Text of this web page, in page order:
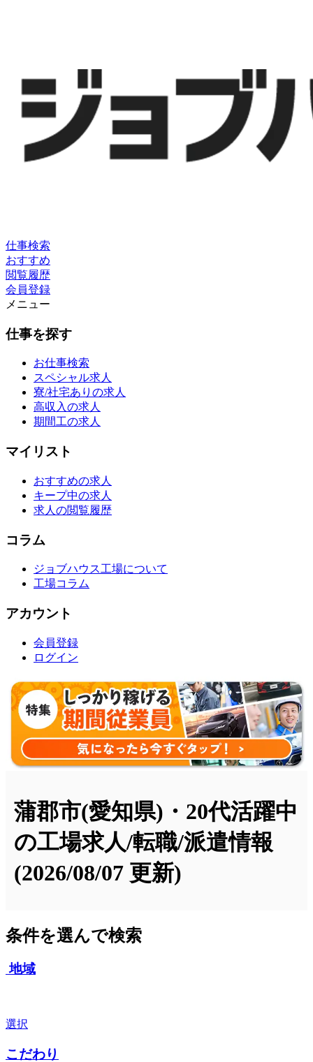
仕事検索
おすすめ
閲覧履歴
会員登録
メニュー
仕事を探す
お仕事検索
スペシャル求人
寮/社宅ありの求人
高収入の求人
期間工の求人
マイリスト
おすすめの求人
キープ中の求人
求人の閲覧履歴
コラム
ジョブハウス工場について
工場コラム
アカウント
会員登録
ログイン
蒲郡市(愛知県)・20代活躍中
の工場求人/転職/派遣情報
(2026/08/07 更新)
条件を選んで検索
地域
選択
こだわり